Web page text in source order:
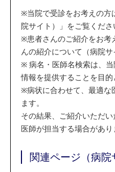
※当院で受診をお考えの
院サイト）」をご覧くださ
※患者さんのご紹介をお考
んの紹介について（病院サ
※ 病名・医師名検索は、
情報を提供することを目的
※病状に合わせて、最適な
ます。
その結果、ご紹介いただ
医師が担当する場合があり
関連ページ（病院